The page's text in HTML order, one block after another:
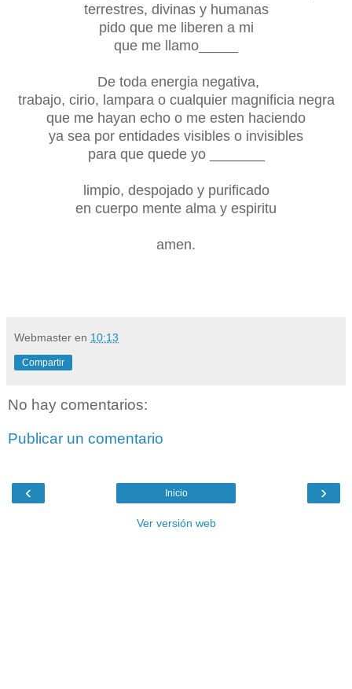
terrestres, divinas y humanas
pido que me liberen a mi
que me llamo_____
De toda energia negativa,
trabajo, cirio, lampara o cualquier magnificia negra
que me hayan echo o me esten haciendo
ya sea por entidades visibles o invisibles
para que quede yo _______
limpio, despojado y purificado
en cuerpo mente alma y espiritu
amen.
Webmaster en 10:13
Compartir
No hay comentarios:
Publicar un comentario
‹ ›
Inicio
Ver versión web